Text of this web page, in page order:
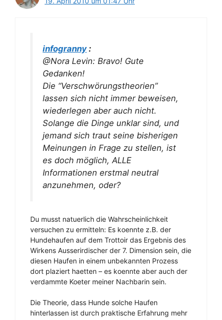
infogranny :
@Nora Levin: Bravo! Gute
Gedanken!
Die “Verschwörungstheorien”
lassen sich nicht immer beweisen,
wiederlegen aber auch nicht.
Solange die Dinge unklar sind, und
jemand sich traut seine bisherigen
Meinungen in Frage zu stellen, ist
es doch möglich, ALLE
Informationen erstmal neutral
anzunehmen, oder?
Du musst natuerlich die Wahrscheinlichkeit
versuchen zu ermitteln: Es koennte z.B. der
Hundehaufen auf dem Trottoir das Ergebnis des
Wirkens Ausserirdischer der 7. Dimension sein, die
diesen Haufen in einem unbekannten Prozess
dort plaziert haetten – es koennte aber auch der
verdammte Koeter meiner Nachbarin sein.
Die Theorie, dass Hunde solche Haufen
hinterlassen ist durch praktische Erfahrung mehr